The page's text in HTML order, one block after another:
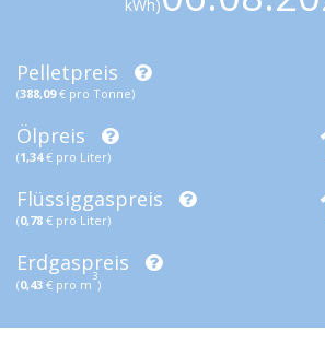
kWh)
Pelletpreis
(388,09€ pro Tonne)
Ölpreis
(1,34€ pro Liter)
Flüssiggaspreis
(0,78 € pro Liter)
Erdgaspreis
(0,43 € pro m
3
)